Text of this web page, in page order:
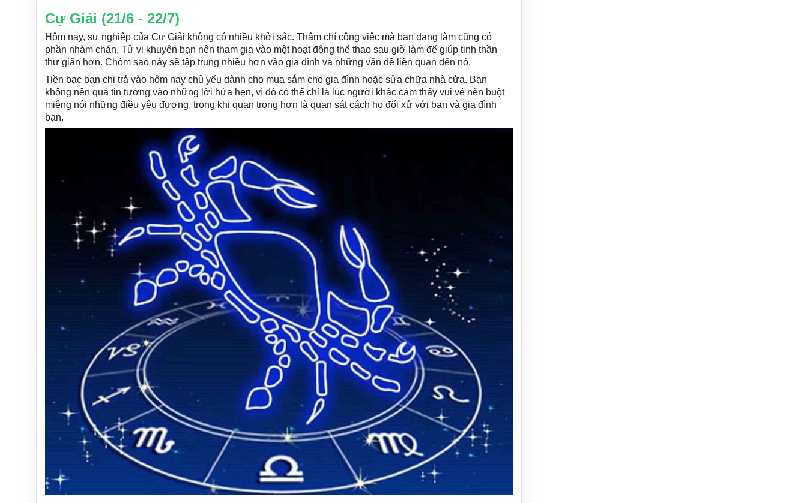
Cự Giải (21/6 - 22/7)
Hôm nay, sự nghiệp của Cự Giải không có nhiều khởi sắc. Thậm chí công việc mà bạn đang làm cũng có
phần nhàm chán. Tử vi khuyên bạn nên tham gia vào một hoạt động thể thao sau giờ làm để giúp tinh thần
thư giãn hơn. Chòm sao này sẽ tập trung nhiều hơn vào gia đình và những vấn đề liên quan đến nó.
Tiền bạc bạn chi trả vào hôm nay chủ yếu dành cho mua sắm cho gia đình hoặc sửa chữa nhà cửa. Bạn
không nên quá tin tưởng vào những lời hứa hẹn, vì đó có thể chỉ là lúc người khác cảm thấy vui vẻ nên buột
miệng nói những điều yêu đương, trong khi quan trọng hơn là quan sát cách họ đối xử với bạn và gia đình
bạn.